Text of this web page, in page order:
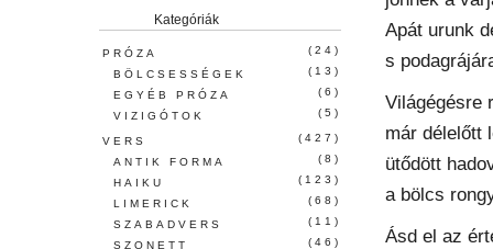
Apát urunk
s
Világégésre
már délelőtt
ütődött
a bölcs
Ásd el az
Kategóriák
PRÓZA
(24)
BÖLCSESSÉGEK
(13)
EGYÉB PRÓZA
(6)
VIZIGÓTOK
(5)
VERS
(427)
ANTIK FORMA
(8)
HAIKU
(123)
LIMERICK
(68)
SZABADVERS
(11)
SZONETT
(46)